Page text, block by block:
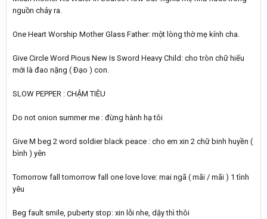
nguồn chảy ra.
One Heart Worship Mother Glass Father: một lòng thờ mẹ kính cha.
Give Circle Word Pious New Is Sword Heavy Child: cho tròn chữ hiếu
mới là đao nặng ( Đạo ) con.
SLOW PEPPER : CHẬM TIÊU
Do not onion summer me : đừng hành hạ tôi
Give M beg 2 word soldier black peace : cho em xin 2 chữ binh huyền (
bình ) yên
Tomorrow fall tomorrow fall one love love: mai ngã ( mãi / mãi ) 1 tình
yêu
Beg fault smile, puberty stop: xin lỗi nhe, dậy thì thôi